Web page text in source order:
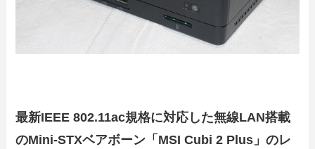
最新IEEE 802.11ac規格に対応した無線LAN搭載
のMini-STXベアボーン「MSI Cubi 2 Plus」のレ